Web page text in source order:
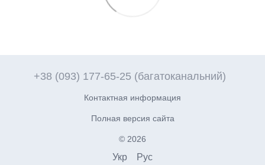
+38 (093) 177-65-25 (багатоканальний)
Контактная информация
Полная версия сайта
© 2026
Укр Рус